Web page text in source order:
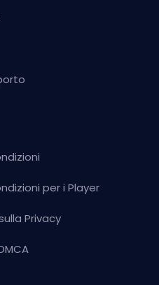
per i Player
Privacy